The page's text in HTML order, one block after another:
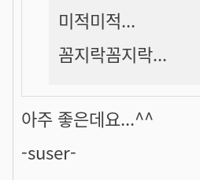
미적미적...
꼼지락꼼지락...
아주 좋은데요...^^
-suser-